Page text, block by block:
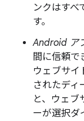
ンクはすべ
す。
Android ア
間に信頼で
ウェブサイ
されたディ
と、ウェブ
ーが選択ダ